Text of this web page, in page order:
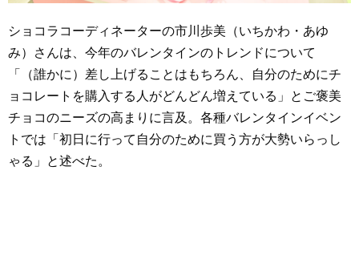
ショコラコーディネーターの市川歩美（いちかわ・あゆ
み）さんは、今年のバレンタインのトレンドについて
「（誰かに）差し上げることはもちろん、自分のためにチ
ョコレートを購入する人がどんどん増えている」とご褒美
チョコのニーズの高まりに言及。各種バレンタインイベン
トでは「初日に行って自分のために買う方が大勢いらっし
ゃる」と述べた。